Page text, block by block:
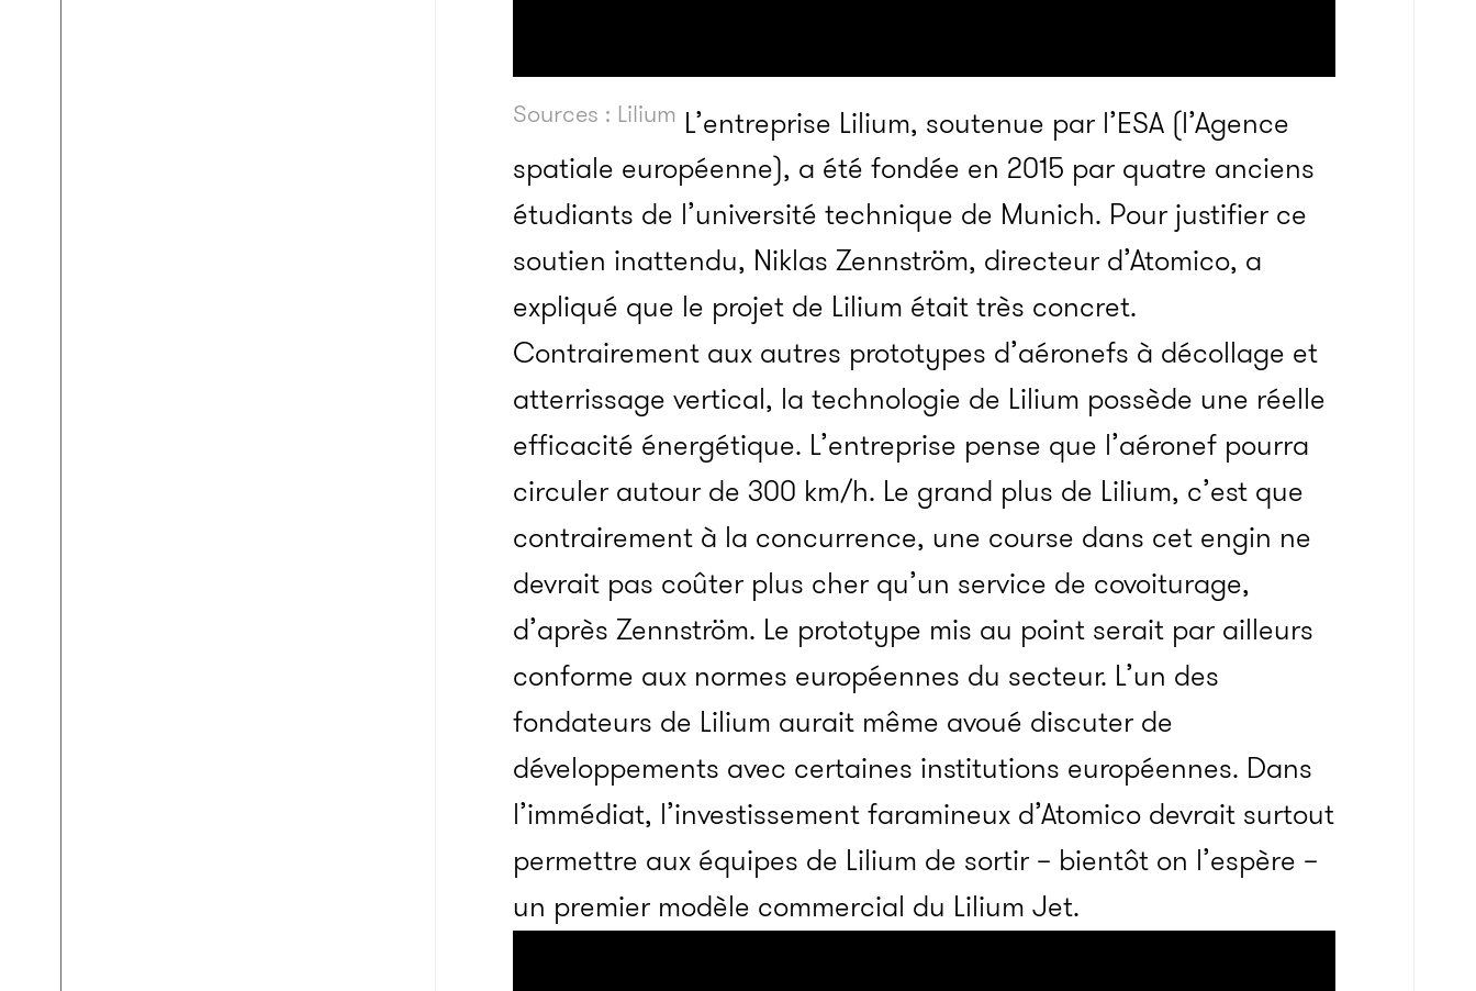
Sources : Lilium L’entreprise Lilium, soutenue par l’ESA (l’Agence
spatiale européenne), a été fondée en 2015 par quatre anciens
étudiants de l’université technique de Munich. Pour justifier ce
soutien inattendu, Niklas Zennström, directeur d’Atomico, a
expliqué que le projet de Lilium était très concret.
Contrairement aux autres prototypes d’aéronefs à décollage et
atterrissage vertical, la technologie de Lilium possède une réelle
efficacité énergétique. L’entreprise pense que l’aéronef pourra
circuler autour de 300 km/h. Le grand plus de Lilium, c’est que
contrairement à la concurrence, une course dans cet engin ne
devrait pas coûter plus cher qu’un service de covoiturage,
d’après Zennström. Le prototype mis au point serait par ailleurs
conforme aux normes européennes du secteur. L’un des
fondateurs de Lilium aurait même avoué discuter de
développements avec certaines institutions européennes. Dans
l’immédiat, l’investissement faramineux d’Atomico devrait surtout
permettre aux équipes de Lilium de sortir – bientôt on l’espère –
un premier modèle commercial du Lilium Jet.